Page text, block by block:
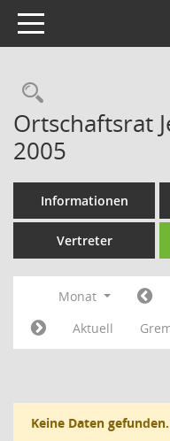
Toggle navigation
Ortschaftsrat
2005
Informationen
Vertreter
Monat
Aktuell
Keine Daten gefunden.